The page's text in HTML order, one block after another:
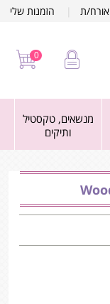
אורח/ת הזמנות שלי
0
מנשאים, טקסטיל
ותיקים